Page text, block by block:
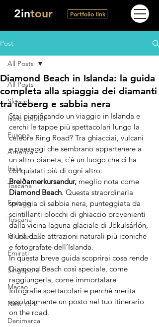
2intour Portfolio link
Post
All Posts
Slovenia
Isole Lofoten
Europa
America
Italia
Toscana
Francia
Toscana
Middle East
Emirati
Singapore
Macao
New York
Danimarca
All Posts
Diamond Beach in Islanda: la guida
completa alla spiaggia dei diamanti
tra iceberg e sabbia nera
Stai pianificando un viaggio in Islanda e
cerchi le tappe più spettacolari lungo la
celebre Ring Road? Tra ghiacciai, vulcani
e paesaggi che sembrano appartenere a
un altro pianeta, c’è un luogo che ci ha
conquistati più di ogni altro:
Breiðamerkursandur, meglio nota come
Diamond Beach. Questa straordinaria
spiaggia di sabbia nera, punteggiata da
scintillanti blocchi di ghiaccio provenienti
dalla vicina laguna glaciale di Jökulsárlón,
è una delle attrazioni naturali più iconiche
e fotografate dell’Islanda.
In questa breve guida scoprirai cosa rende
Diamond Beach così speciale, come
raggiungerla, come immortalare
fotografie spettacolari e perché merita
assolutamente un posto nel tuo itinerario
on the road.